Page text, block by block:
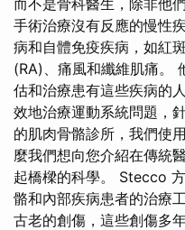
而不是骨科醫生，除非他
手術治療沒有反應的慢性
病和自體免疫疾病，如紅
(RA)、痛風和纖維肌痛。
估和治療患有這些疾病的
效地治療運動系統問題，
的肌肉骨骼診所，我們使
麼我們想向您介紹在傳統
起橋樑的科學。 Stecco
骼和內部疾病患者的治療
古老的創傷，這些創傷多